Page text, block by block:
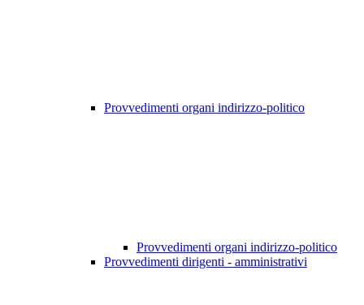
Provvedimenti organi indirizzo-politico
Provvedimenti organi indirizzo-politico
Provvedimenti dirigenti - amministrativi